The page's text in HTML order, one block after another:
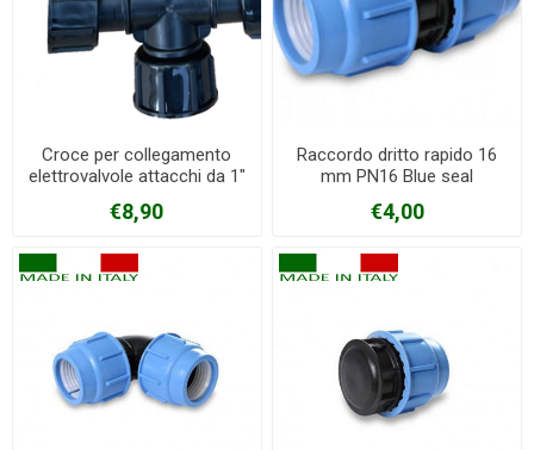
Croce per collegamento
elettrovalvole attacchi da 1"
€8,90
Raccordo dritto rapido 16
mm PN16 Blue seal
€4,00